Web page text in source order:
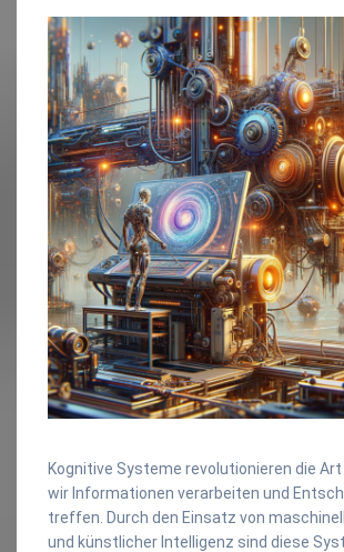
Kognitive Systeme revolutionieren die Art
wir Informationen verarbeiten und
treffen. Durch den Einsatz von
und künstlicher Intelligenz sind diese